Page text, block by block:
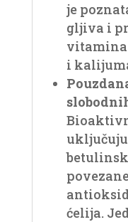
je
gljiva i
vitamina
i
ćelija.